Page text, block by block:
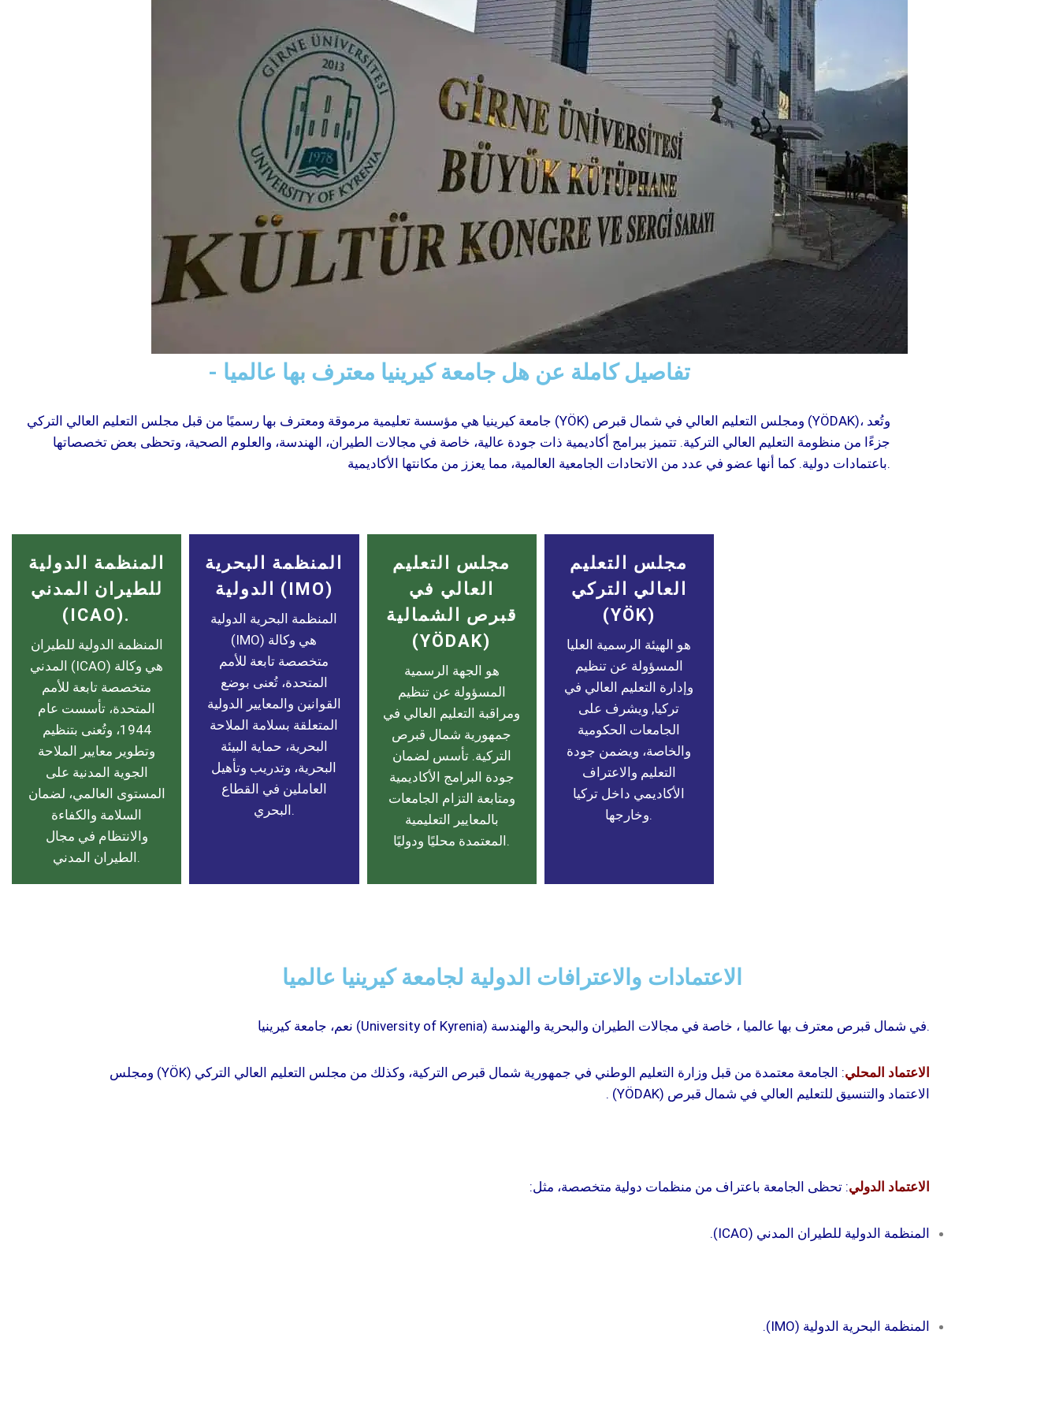
- تفاصيل كاملة عن هل جامعة كيرينيا معترف بها عالميا
جامعة كيرينيا هي مؤسسة تعليمية مرموقة ومعترف بها رسميًا من قبل مجلس التعليم العالي التركي (YÖK) ومجلس التعليم العالي في شمال قبرص (YÖDAK)، وتُعد
جزءًا من منظومة التعليم العالي التركية. تتميز ببرامج أكاديمية ذات جودة عالية، خاصة في مجالات الطيران، الهندسة، والعلوم الصحية، وتحظى بعض تخصصاتها
باعتمادات دولية. كما أنها عضو في عدد من الاتحادات الجامعية العالمية، مما يعزز من مكانتها الأكاديمية.
المنظمة الدولية
للطيران المدني
(ICAO).
المنظمة الدولية للطيران
المدني (ICAO) هي وكالة
متخصصة تابعة للأمم
المتحدة، تأسست عام
1944، وتُعنى بتنظيم
وتطوير معايير الملاحة
الجوية المدنية على
المستوى العالمي، لضمان
السلامة والكفاءة
والانتظام في مجال
الطيران المدني.
المنظمة البحرية
الدولية (IMO)
المنظمة البحرية الدولية
(IMO) هي وكالة
متخصصة تابعة للأمم
المتحدة، تُعنى بوضع
القوانين والمعايير الدولية
المتعلقة بسلامة الملاحة
البحرية، حماية البيئة
البحرية، وتدريب وتأهيل
العاملين في القطاع
البحري.
مجلس التعليم
العالي في
قبرص الشمالية
(YÖDAK)
هو الجهة الرسمية
المسؤولة عن تنظيم
ومراقبة التعليم العالي في
جمهورية شمال قبرص
التركية. تأسس لضمان
جودة البرامج الأكاديمية
ومتابعة التزام الجامعات
بالمعايير التعليمية
المعتمدة محليًا ودوليًا.
مجلس التعليم
العالي التركي
(YÖK)
هو الهيئة الرسمية العليا
المسؤولة عن تنظيم
وإدارة التعليم العالي في
تركيا, ويشرف على
الجامعات الحكومية
والخاصة، ويضمن جودة
التعليم والاعتراف
الأكاديمي داخل تركيا
وخارجها.
الاعتمادات والاعترافات الدولية لجامعة كيرينيا عالميا
نعم، جامعة كيرينيا (University of Kyrenia) في شمال قبرص معترف بها عالميا ، خاصة في مجالات الطيران والبحرية والهندسة.
الاعتماد المحلي:
الجامعة معتمدة من قبل وزارة التعليم الوطني في جمهورية شمال قبرص التركية، وكذلك من مجلس التعليم العالي التركي (YÖK) ومجلس
الاعتماد والتنسيق للتعليم العالي في شمال قبرص (YÖDAK)
.
الاعتماد الدولي: تحظى الجامعة باعتراف من منظمات دولية متخصصة، مثل:
المنظمة الدولية للطيران المدني (ICAO).
المنظمة البحرية الدولية (IMO).